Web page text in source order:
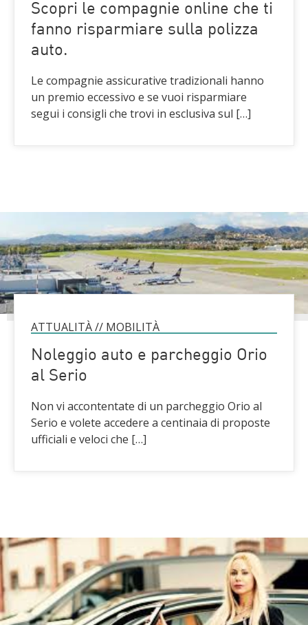
Scopri le compagnie online che ti
fanno risparmiare sulla polizza
auto.
Le compagnie assicurative tradizionali hanno
un premio eccessivo e se vuoi risparmiare
segui i consigli che trovi in esclusiva sul […]
ATTUALITÀ// MOBILITÀ
Noleggio auto e parcheggio Orio
al Serio
Non vi accontentate di un parcheggio Orio al
Serio e volete accedere a centinaia di proposte
ufficiali e veloci che […]